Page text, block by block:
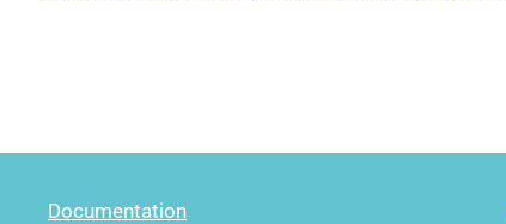
Documentation